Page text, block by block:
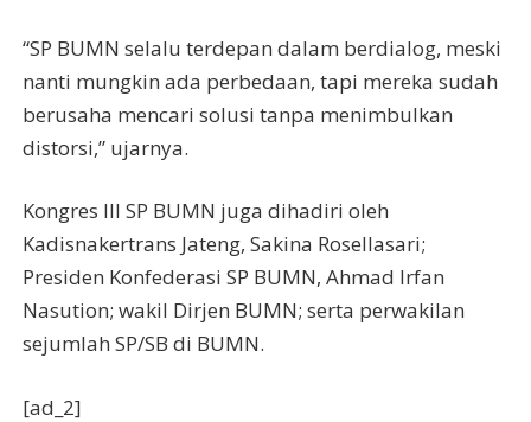
“SP BUMN selalu terdepan dalam berdialog, meski
nanti mungkin ada perbedaan, tapi mereka sudah
berusaha mencari solusi tanpa menimbulkan
distorsi,” ujarnya.
Kongres III SP BUMN juga dihadiri oleh
Kadisnakertrans Jateng, Sakina Rosellasari;
Presiden Konfederasi SP BUMN, Ahmad Irfan
Nasution; wakil Dirjen BUMN; serta perwakilan
sejumlah SP/SB di BUMN.
[ad_2]